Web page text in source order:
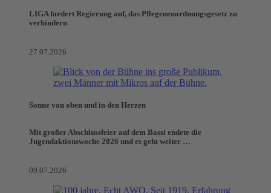
LIGA fordert Regierung auf, das Pflegeneuordnungsgesetz zu
verhindern
27.07.2026
Sonne von oben und in den Herzen
Mit großer Abschlussfeier auf dem Bassi endete die
Jugendaktionswoche 2026 und es geht weiter …
09.07.2026